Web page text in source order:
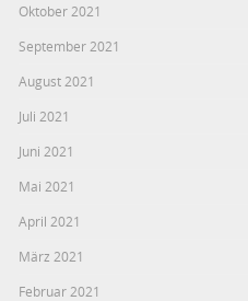
Oktober 2021
September 2021
August 2021
Juli 2021
Juni 2021
Mai 2021
April 2021
März 2021
Februar 2021